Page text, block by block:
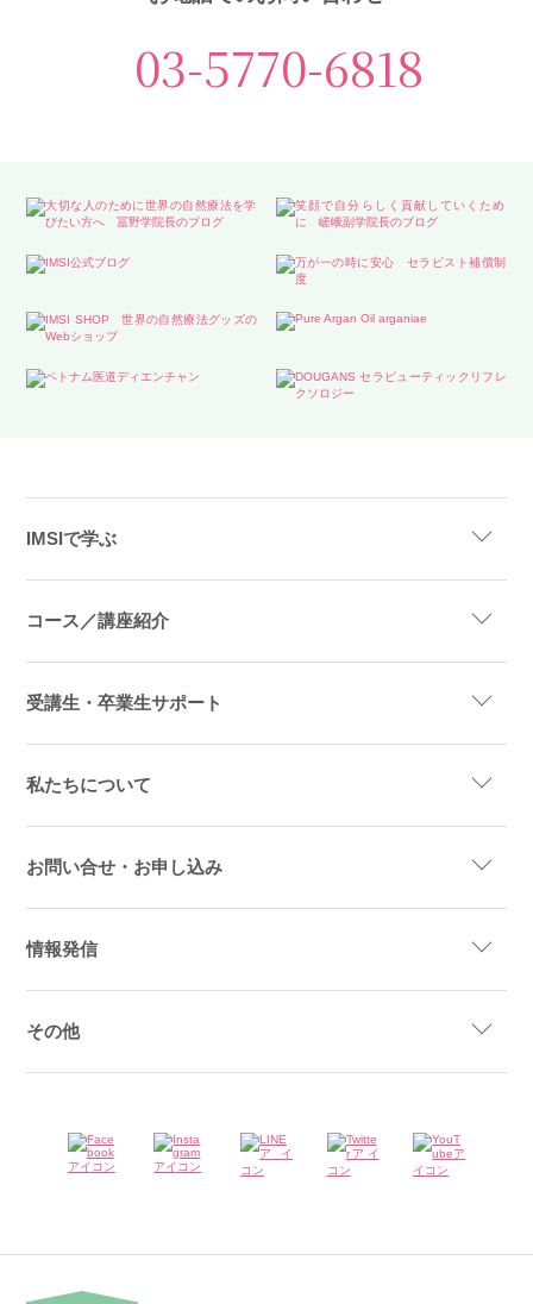
03-5770-6818
IMSIで学ぶ
コース／講座紹介
受講生・卒業生サポート
私たちについて
お問い合せ・お申し込み
情報発信
その他